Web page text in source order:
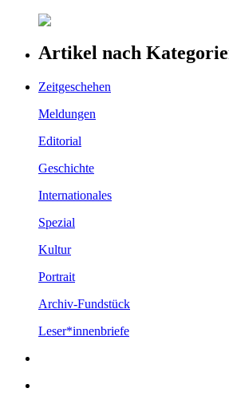
Artikel nach
Zeitgeschehen
Meldungen
Editorial
Geschichte
Internationales
Spezial
Kultur
Portrait
Archiv-Fundstück
Leser*innenbriefe